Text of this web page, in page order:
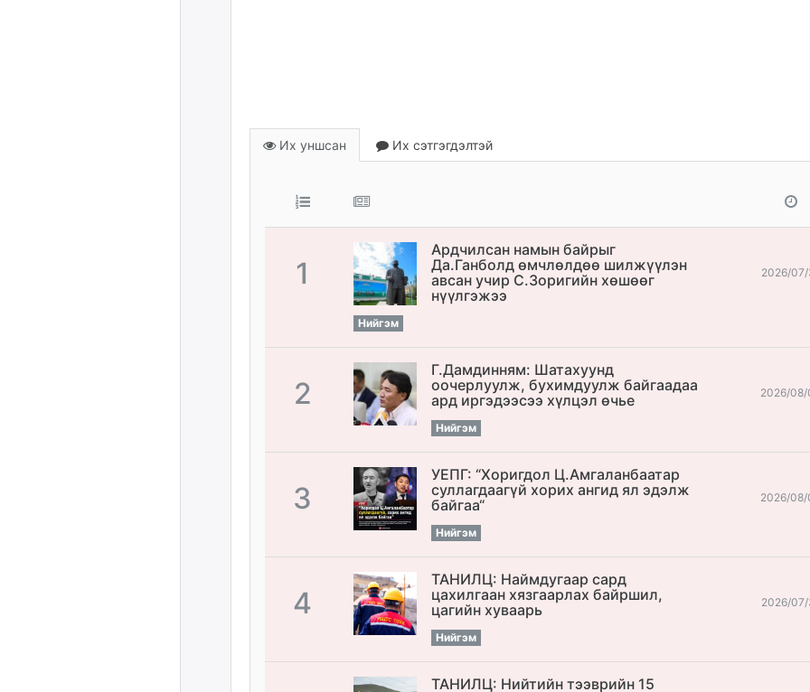
Их уншсан Их сэтгэгдэлтэй
1
Ардчилсан намын байрыг
Да.Ганболд өмчлөлдөө шилжүүлэн
авсан учир С.Зоригийн хөшөөг
нүүлгэжээ
Нийгэм
2026/07/
2
Г.Дамдинням: Шатахуунд
оочерлуулж, бухимдуулж байгаадаа
ард иргэдээсээ хүлцэл өчье
Нийгэм
2026/08/
3
УЕПГ: “Хоригдол Ц.Амгаланбаатар
cуллагдаагүй хорих ангид ял эдэлж
байгаа“
Нийгэм
2026/08/
4
ТАНИЛЦ: Наймдугаар сард
цахилгаан хязгаарлах байршил,
цагийн хуваарь
Нийгэм
2026/07/
ТАНИЛЦ: Нийтийн тээврийн 15